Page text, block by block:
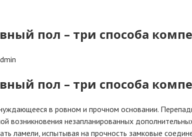
пол – три способа
пол – три способа
в ровном и прочном основании.
возникновения незапланированных
ламели, испытывая на прочность замковые